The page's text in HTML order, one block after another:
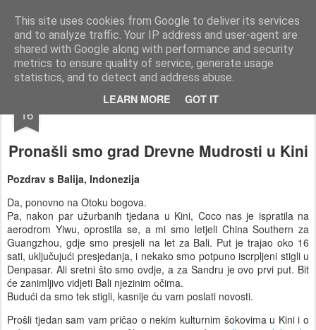
This site uses cookies from Google to deliver its services
and to analyze traffic. Your IP address and user-agent are
shared with Google along with performance and security
metrics to ensure quality of service, generate usage
statistics, and to detect and address abuse.
LEARN MORE GOT IT
AWGifts Hrvatska Dobrodošli u AWGifts Hrvatska - Vaš veletrgovac poklonima koji dostavlja diljem Hrvatske Ako tražite veletrgovca poklonima koji svaki tjedan donosi nove proizvode, najbolje ponude i poštenu trgovinu, došli ste na pravo mjesto. U AWGifts-u posvećeni smo tome da uvijek ponudimo najbolje u veleprodaji poklona, oduševimo Vaše klijente i pomognemo Vašem maloprodajnom poslovanju da raste. Jedini veletrgovac koji uvozi ručno rađene poklone izravno iz Indije, Indonezije i Kine.
Home
16
Pronašli smo grad Drevne Mudrosti u Kini
Pozdrav s Balija, Indonezija
Da, ponovno na Otoku bogova.
Pa, nakon par užurbanih tjedana u Kini, Coco nas je ispratila na
aerodrom Yiwu, oprostila se, a mi smo letjeli China Southern za
Guangzhou, gdje smo presjeli na let za Bali. Put je trajao oko 16
sati, uključujući presjedanja, i nekako smo potpuno iscrpljeni stigli u
Denpasar. Ali sretni što smo ovdje, a za Sandru je ovo prvi put. Bit
će zanimljivo vidjeti Bali njezinim očima.
Budući da smo tek stigli, kasnije ću vam poslati novosti.
Prošli tjedan sam vam pričao o nekim kulturnim šokovima u Kini i o